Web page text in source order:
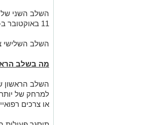
11 באוקטובר ב-05:00.
השלב השלישי צפוי
מה בשלב
השלב הראשון
או צרכים